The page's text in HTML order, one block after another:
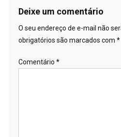
Deixe um comentário
O seu endereço de e-mail não
obrigatórios são marcados com *
Comentário *